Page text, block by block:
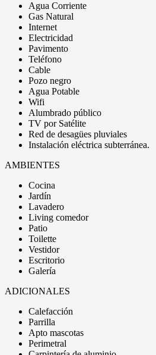
Agua Corriente
Gas Natural
Internet
Electricidad
Pavimento
Teléfono
Cable
Pozo negro
Agua Potable
Wifi
Alumbrado público
TV por Satélite
Red de desagües pluviales
Instalación eléctrica subterránea.
AMBIENTES
Cocina
Jardín
Lavadero
Living comedor
Patio
Toilette
Vestidor
Escritorio
Galería
ADICIONALES
Calefacción
Parrilla
Apto mascotas
Perimetral